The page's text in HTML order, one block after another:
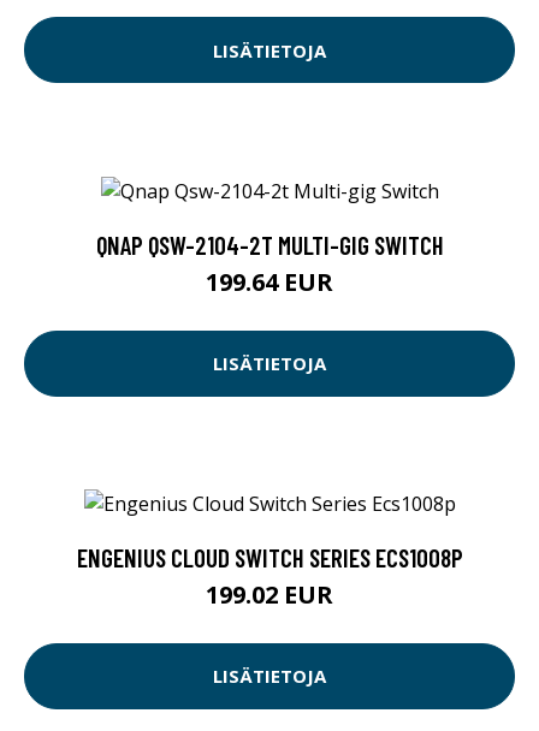
LISÄTIETOJA
QNAP QSW-2104-2T MULTI-GIG SWITCH
199.64 EUR
LISÄTIETOJA
ENGENIUS CLOUD SWITCH SERIES ECS1008P
199.02 EUR
LISÄTIETOJA